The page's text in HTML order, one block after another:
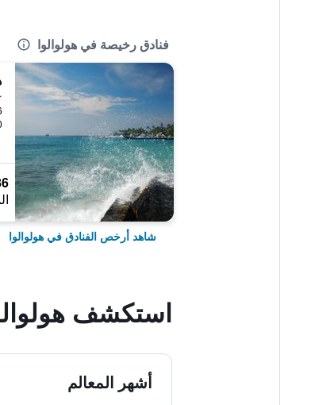
فنادق رخيصة في هولوالوا
2
شاهد أرخص الفنادق في هولوالوا
استكشف
أشهر المعالم